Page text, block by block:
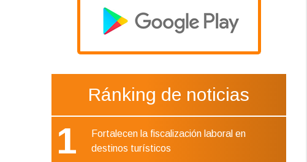
Ránking de noticias
1
Fortalecen la fiscalización laboral en
destinos turísticos